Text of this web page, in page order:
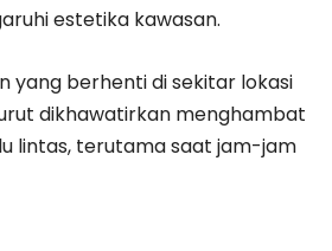
estetika kawasan.
yang berhenti di sekitar lokasi
dikhawatirkan menghambat
lintas, terutama saat jam-jam